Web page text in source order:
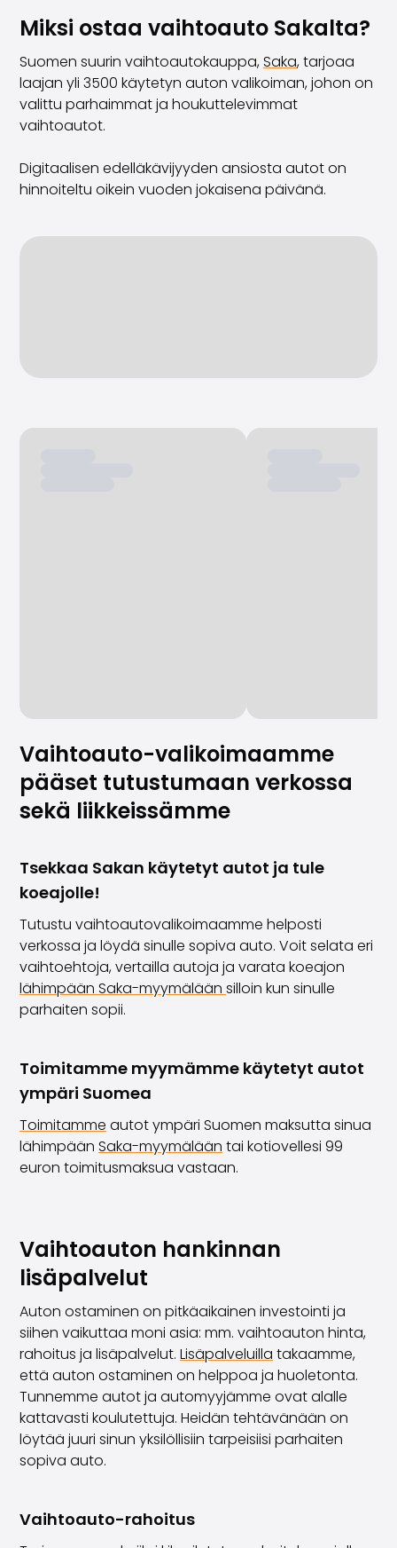
Miksi ostaa vaihtoauto Sakalta?
Suomen suurin vaihtoautokauppa,Saka, tarjoaa
laajan yli 3500 käytetyn auton valikoiman, johon on
valittu parhaimmat ja houkuttelevimmat
vaihtoautot.
Digitaalisen edelläkävijyyden ansiosta autot on
hinnoiteltu oikein vuoden jokaisena päivänä.
Vaihtoauto-valikoimaamme
pääset tutustumaan verkossa
sekä liikkeissämme
Tsekkaa Sakan käytetyt autot ja tule
koeajolle!
Tutustu vaihtoautovalikoimaamme helposti
verkossa ja löydä sinulle sopiva auto. Voit selata eri
vaihtoehtoja, vertailla autoja ja varata koeajon
lähimpään Saka-myymälään silloin kun sinulle
parhaiten sopii.
Toimitamme myymämme käytetyt autot
ympäri Suomea
Toimitamme autot ympäri Suomen maksutta sinua
lähimpään Saka-myymälään tai kotiovellesi 99
euron toimitusmaksua vastaan.
Vaihtoauton hankinnan
lisäpalvelut
Auton ostaminen on pitkäaikainen investointi ja
siihen vaikuttaa moni asia: mm. vaihtoauton hinta,
rahoitus ja lisäpalvelut. Lisäpalveluilla takaamme,
että auton ostaminen on helppoa ja huoletonta.
Tunnemme autot ja automyyjämme ovat alalle
kattavasti koulutettuja. Heidän tehtävänään on
löytää juuri sinun yksilöllisiin tarpeisiisi parhaiten
sopiva auto.
Vaihtoauto-rahoitus